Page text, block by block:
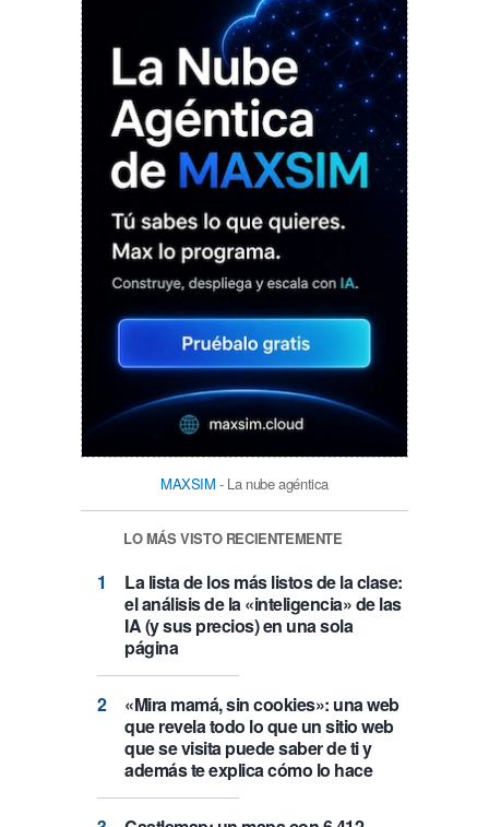
MAXSIM - La nube agéntica
LO MÁS VISTO RECIENTEMENTE
La lista de los más listos de la clase:
el análisis de la «inteligencia» de las
IA (y sus precios) en una sola
página
«Mira mamá, sin cookies»: una web
que revela todo lo que un sitio web
que se visita puede saber de ti y
además te explica cómo lo hace